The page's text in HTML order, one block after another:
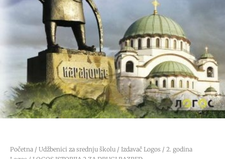
Početna / Udžbenici za srednju školu / Izdavač Logos / 2. godina